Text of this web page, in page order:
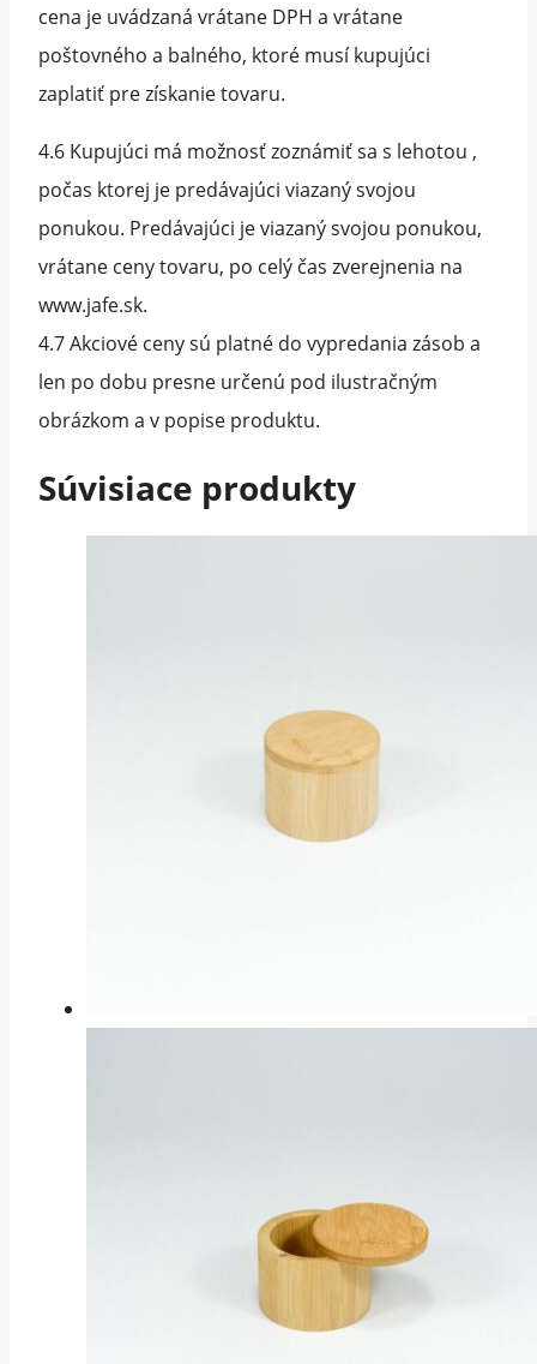
cena je uvádzaná vrátane DPH a vrátane
poštovného a balného, ktoré musí kupujúci
zaplatiť pre získanie tovaru.
4.6 Kupujúci má možnosť zoznámiť sa s lehotou ,
počas ktorej je predávajúci viazaný svojou
ponukou. Predávajúci je viazaný svojou ponukou,
vrátane ceny tovaru, po celý čas zverejnenia na
www.jafe.sk.
4.7 Akciové ceny sú platné do vypredania zásob a
len po dobu presne určenú pod ilustračným
obrázkom a v popise produktu.
Súvisiace produkty